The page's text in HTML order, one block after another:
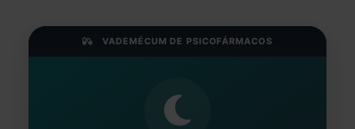
VADEMÉCUM DE PSICOFÁRMACOS